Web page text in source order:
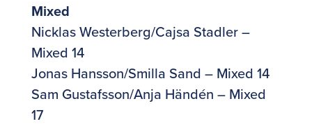
Mixed
Nicklas Westerberg/Cajsa Stadler –
Mixed 14
Jonas Hansson/Smilla Sand – Mixed 14
Sam Gustafsson/Anja Händén – Mixed
17